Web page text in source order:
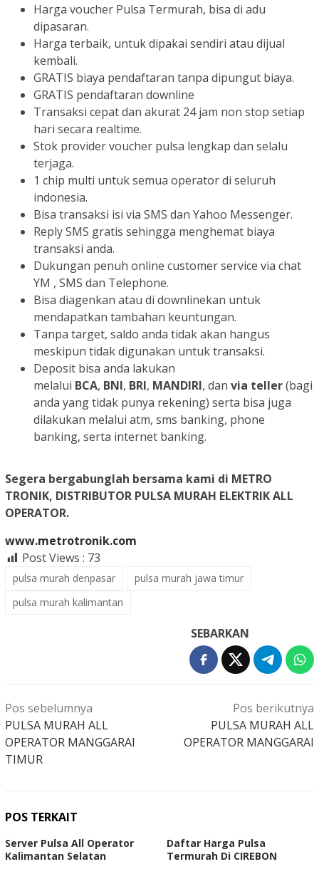
Harga voucher Pulsa Termurah, bisa di adu
dipasaran.
Harga terbaik, untuk dipakai sendiri atau dijual
kembali.
GRATIS biaya pendaftaran tanpa dipungut biaya.
GRATIS pendaftaran downline
Transaksi cepat dan akurat 24 jam non stop setiap
hari secara realtime.
Stok provider voucher pulsa lengkap dan selalu
terjaga.
1 chip multi untuk semua operator di seluruh
indonesia.
Bisa transaksi isi via SMS dan Yahoo Messenger.
Reply SMS gratis sehingga menghemat biaya
transaksi anda.
Dukungan penuh online customer service via chat
YM , SMS dan Telephone.
Bisa diagenkan atau di downlinekan untuk
mendapatkan tambahan keuntungan.
Tanpa target, saldo anda tidak akan hangus
meskipun tidak digunakan untuk transaksi.
Deposit bisa anda lakukan
melalui BCA, BNI, BRI, MANDIRI, dan via teller(bagi
anda yang tidak punya rekening) serta bisa juga
dilakukan melalui atm, sms banking, phone
banking, serta internet banking.
Segera bergabunglah bersama kami di METRO
TRONIK, DISTRIBUTOR PULSA MURAH ELEKTRIK ALL
OPERATOR.
www.metrotronik.com
Post Views : 73
pulsa murah denpasar
pulsa murah jawa timur
pulsa murah kalimantan
SEBARKAN
Navigasi
pos
Pos sebelumnya
PULSA MURAH ALL
OPERATOR MANGGARAI
TIMUR
Pos berikutnya
PULSA MURAH ALL
OPERATOR MANGGARAI
POS TERKAIT
Server Pulsa All Operator
Kalimantan Selatan
Daftar Harga Pulsa
Termurah Di CIREBON